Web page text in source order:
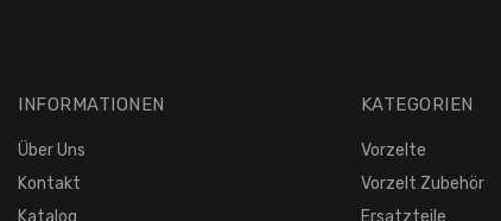
INFORMATIONEN
Über Uns
Kontakt
Katalog
KATEGORIEN
Vorzelte
Vorzelt Zubehör
Ersatzteile